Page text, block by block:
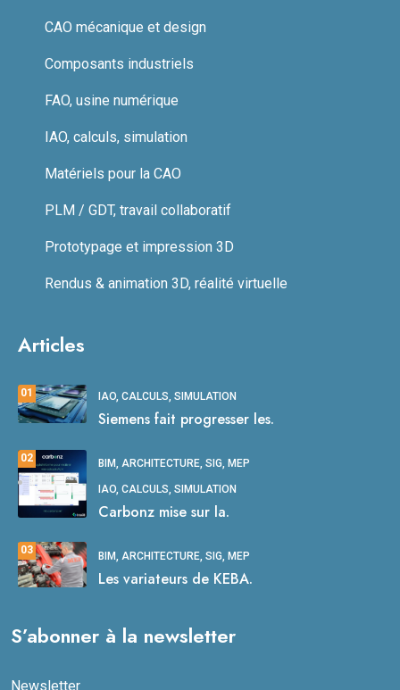
CAO mécanique et design
Composants industriels
FAO, usine numérique
IAO, calculs, simulation
Matériels pour la CAO
PLM / GDT, travail collaboratif
Prototypage et impression 3D
Rendus & animation 3D, réalité virtuelle
Articles
01 IAO, CALCULS, SIMULATION
Siemens fait progresser les.
02 BIM, ARCHITECTURE, SIG, MEP
IAO, CALCULS, SIMULATION
Carbonz mise sur la.
03 BIM, ARCHITECTURE, SIG, MEP
Les variateurs de KEBA.
S’abonner à la newsletter
Newsletter